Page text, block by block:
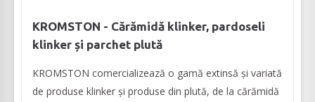
KROMSTON - Cărămidă klinker, pardoseli
klinker și parchet plută
KROMSTON comercializează o gamă extinsă și variată
de produse klinker și produse din plută, de la cărămidă